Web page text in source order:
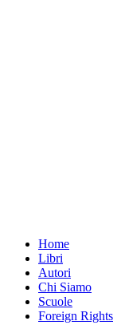
Home
Libri
Autori
Chi Siamo
Scuole
Foreign Rights